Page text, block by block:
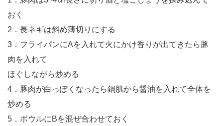
おく
2．長ネギは斜め薄切りにする
3．フライパンにAを入れて火にかけ香りが出てきたら豚
肉を入れて
ほぐしながら炒める
4．豚肉が白っぽくなったら鍋肌から醤油を入れて全体を
炒める
5．ボウルにBを混ぜ合わせておく